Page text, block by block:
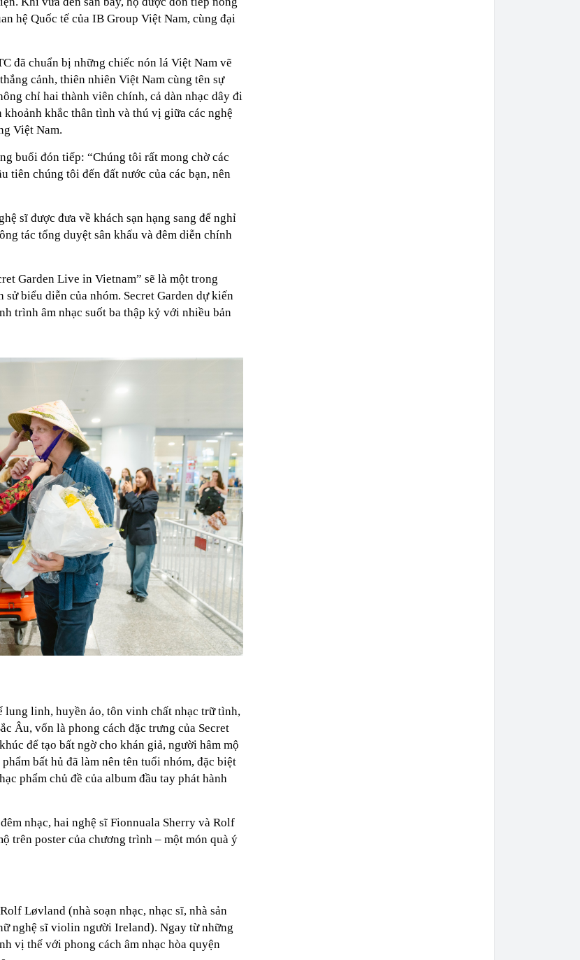
hệ Quốc tế của IB Group Việt Nam, cùng đại
đã chuẩn bị những chiếc nón lá Việt Nam vẽ
cảnh, thiên nhiên Việt Nam cùng tên sự
chỉ hai thành viên chính, cả dàn nhạc dây đi
khắc thân tình và thú vị giữa các nghệ
Việt Nam.
buổi đón tiếp: “Chúng tôi rất mong chờ các
tiên chúng tôi đến đất nước của các bạn, nên
sĩ được đưa về khách sạn hạng sang để nghỉ
tác tổng duyệt sân khấu và đêm diễn chính
Garden Live in Vietnam” sẽ là một trong
biểu diễn của nhóm. Secret Garden dự kiến
trình âm nhạc suốt ba thập kỷ với nhiều bản
lung linh, huyền ảo, tôn vinh chất nhạc trữ tình,
Âu, vốn là phong cách đặc trưng của Secret
để tạo bất ngờ cho khán giả, người hâm mộ
bất hủ đã làm nên tên tuổi nhóm, đặc biệt
phẩm chủ đề của album đầu tay phát hành
nhạc, hai nghệ sĩ Fionnuala Sherry và Rolf
trên poster của chương trình – một món quà ý
Løvland (nhà soạn nhạc, nhạc sĩ, nhà sản
nghệ sĩ violin người Ireland). Ngay từ những
vị thế với phong cách âm nhạc hòa quyện